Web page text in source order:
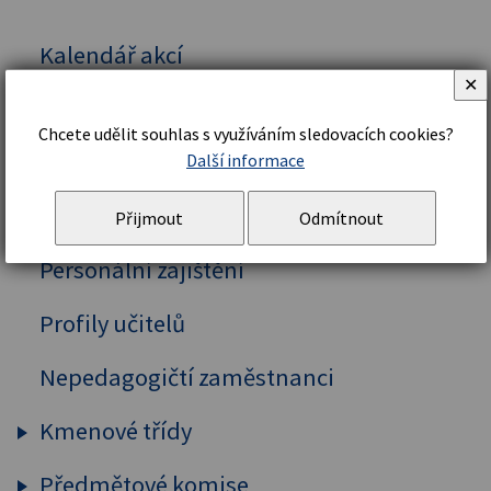
Kalendář akcí
Organizační řád a struktura
Školní řád
Personální zajištění
Profily učitelů
Nepedagogičtí zaměstnanci
Kmenové třídy
Prima
Chcete udělit souhlas s využíváním sledovacích cookies?
Další informace
Přijmout Odmítnout
✕